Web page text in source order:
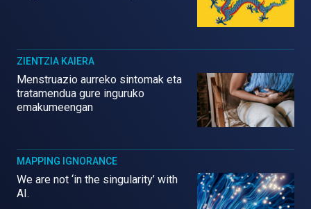
ZIENTZIA KAIERA
Menstruazio aurreko sintomak eta
tratamendua gure inguruko
emakumeengan
MAPPING IGNORANCE
We are not ‘in the singularity’ with
AI.